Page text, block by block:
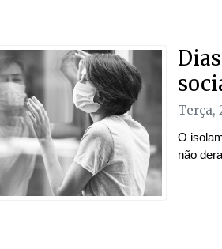
Terça,
O
não